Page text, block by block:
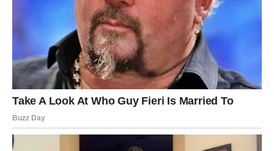
promijeniti pogled na ljubav.
Srce konačno govori glasnije od razuma
Pred vama su veoma važni emotivni trenuci.
VODOLIJA
Zvijezde vam donose neočekivanu ljubavnu priču koja